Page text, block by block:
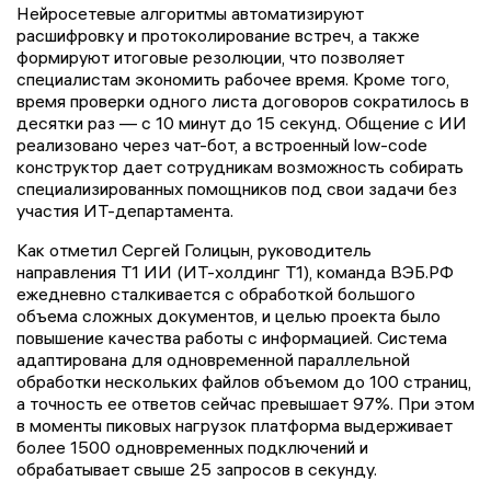
Нейросетевые алгоритмы автоматизируют
расшифровку и протоколирование встреч, а также
формируют итоговые резолюции, что позволяет
специалистам экономить рабочее время. Кроме того,
время проверки одного листа договоров сократилось в
десятки раз — с 10 минут до 15 секунд. Общение с ИИ
реализовано через чат-бот, а встроенный low-code
конструктор дает сотрудникам возможность собирать
специализированных помощников под свои задачи без
участия ИТ-департамента.
Как отметил Сергей Голицын, руководитель
направления Т1 ИИ (ИТ-холдинг Т1), команда ВЭБ.РФ
ежедневно сталкивается с обработкой большого
объема сложных документов, и целью проекта было
повышение качества работы с информацией. Система
адаптирована для одновременной параллельной
обработки нескольких файлов объемом до 100 страниц,
а точность ее ответов сейчас превышает 97%. При этом
в моменты пиковых нагрузок платформа выдерживает
более 1500 одновременных подключений и
обрабатывает свыше 25 запросов в секунду.